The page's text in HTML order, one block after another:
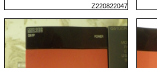
Z220822047